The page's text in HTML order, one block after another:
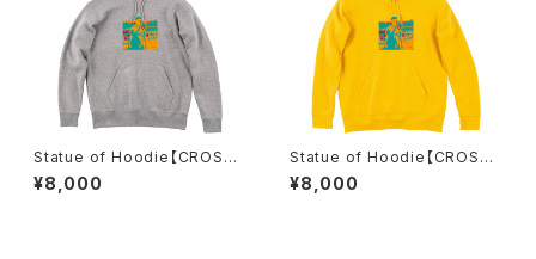
Statue of Hoodie【CROSSJ
AM】
¥8,000
Statue of Hoodie【CROSSJ
AM】
¥8,000